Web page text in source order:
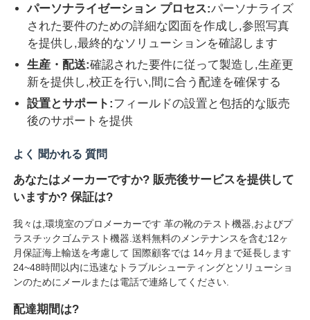
パーソナライゼーション プロセス:パーソナライズ
された要件のための詳細な図面を作成し,参照写真
を提供し,最終的なソリューションを確認します
生産・配送:確認された要件に従って製造し,生産更
新を提供し,校正を行い,間に合う配達を確保する
設置とサポート:フィールドの設置と包括的な販売
後のサポートを提供
よく 聞かれる 質問
あなたはメーカーですか? 販売後サービスを提供して
いますか? 保証は?
我々は,環境室のプロメーカーです 革の靴のテスト機器,およびプ
ラスチックゴムテスト機器.送料無料のメンテナンスを含む12ヶ
月保証海上輸送を考慮して 国際顧客では 14ヶ月まで延長します
24~48時間以内に迅速なトラブルシューティングとソリューショ
ンのためにメールまたは電話で連絡してください.
配達期間は?